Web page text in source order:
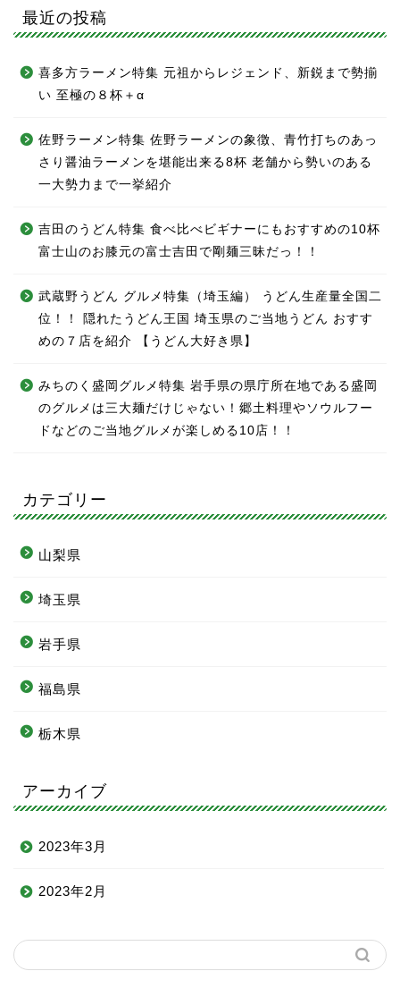
最近の投稿
喜多方ラーメン特集 元祖からレジェンド、新鋭まで勢揃
い 至極の８杯＋α
佐野ラーメン特集 佐野ラーメンの象徴、青竹打ちのあっ
さり醤油ラーメンを堪能出来る8杯 老舗から勢いのある
一大勢力まで一挙紹介
吉田のうどん特集 食べ比べビギナーにもおすすめの10杯
富士山のお膝元の富士吉田で剛麺三昧だっ！！
武蔵野うどん グルメ特集（埼玉編） うどん生産量全国二
位！！ 隠れたうどん王国 埼玉県のご当地うどん おすす
めの７店を紹介 【うどん大好き県】
みちのく盛岡グルメ特集 岩手県の県庁所在地である盛岡
のグルメは三大麺だけじゃない！郷土料理やソウルフー
ドなどのご当地グルメが楽しめる10店！！
カテゴリー
山梨県
埼玉県
岩手県
福島県
栃木県
アーカイブ
2023年3月
2023年2月